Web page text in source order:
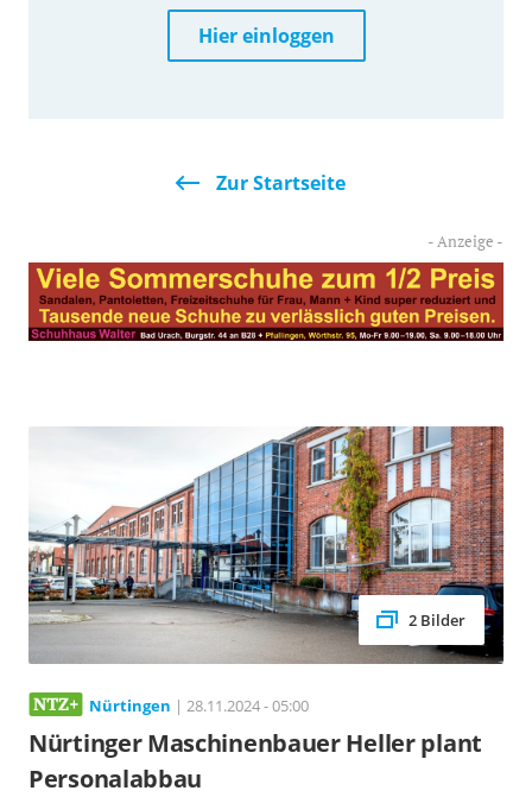
Hier einloggen
Zur Startseite
2 Bilder
Nürtingen | 28.11.2024 - 05:00
Nürtinger Maschinenbauer Heller plant
Personalabbau